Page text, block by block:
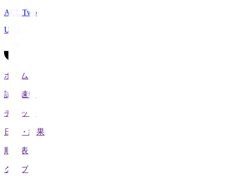
ACL Two
U-21
ホーム
試合速報
チケット
日程・結果
順位表
クラブ